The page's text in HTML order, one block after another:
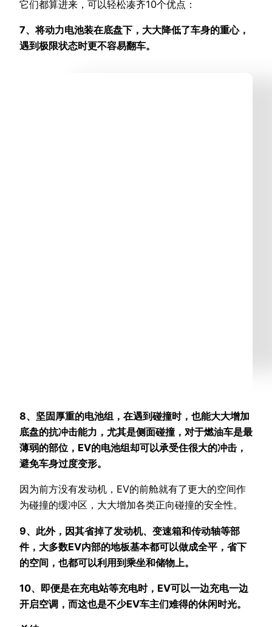
它们都算进来，可以轻松凑齐10个优点：
7、将动力电池装在底盘下，大大降低了车身的重心，
遇到极限状态时更不容易翻车。
8、坚固厚重的电池组，在遇到碰撞时，也能大大增加
底盘的抗冲击能力，尤其是侧面碰撞，对于燃油车是最
薄弱的部位，EV的电池组却可以承受住很大的冲击，
避免车身过度变形。
因为前方没有发动机，EV的前舱就有了更大的空间作
为碰撞的缓冲区，大大增加各类正向碰撞的安全性。
9、此外，因其省掉了发动机、变速箱和传动轴等部
件，大多数EV内部的地板基本都可以做成全平，省下
的空间，也都可以利用到乘坐和储物上。
10、即便是在充电站等充电时，EV可以一边充电一边
开启空调，而这也是不少EV车主们难得的休闲时光。